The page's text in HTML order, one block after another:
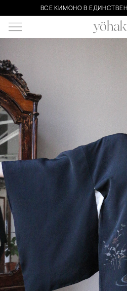
ВСЕ КИМОНО В